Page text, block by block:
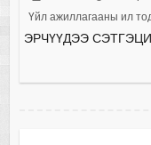
Үйл ажиллагааны ил
ЭРЧҮҮДЭЭ